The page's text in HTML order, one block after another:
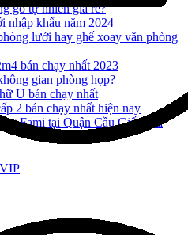
gỗ tự nhiên giá rẻ?
nhập khẩu năm 2024
lưới hay ghế xoay văn phòng
bán chạy nhất 2023
gian phòng họp?
U bán chạy nhất
2 bán chạy nhất hiện nay
Fami tại Quận Cầu Giấy, Hà